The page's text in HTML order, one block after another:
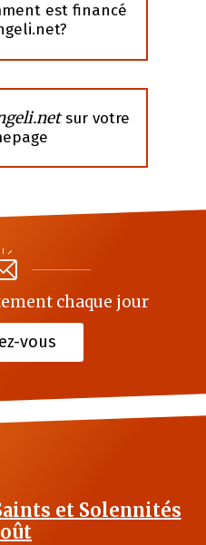
est financé
sur votre
chaque jour
vous
et Solennités